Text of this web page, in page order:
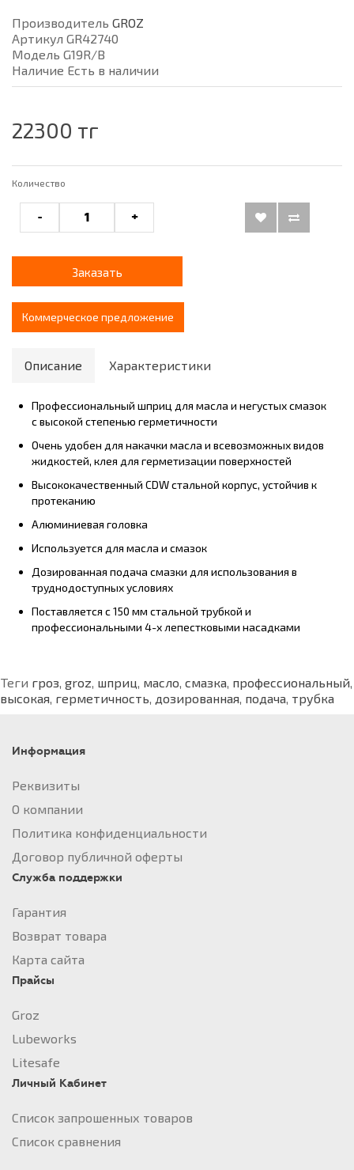
Производитель GROZ
Артикул GR42740
Модель G19R/B
Наличие Есть в наличии
22300 тг
Количество
- +
Заказать
Коммерческое предложение
Описание Характеристики
Профессиональный шприц для масла и негустых смазок
с высокой степенью герметичности
Очень удобен для накачки масла и всевозможных видов
жидкостей, клея для герметизации поверхностей
Высококачественный CDW стальной корпус, устойчив к
протеканию
Алюминиевая головка
Используется для масла и смазок
Дозированная подача смазки для использования в
труднодоступных условиях
Поставляется с 150 мм стальной трубкой и
профессиональными 4-х лепестковыми насадками
Теги гроз, groz, шприц, масло, смазка, профессиональный,
высокая, герметичность, дозированная, подача, трубка
Информация
Реквизиты
О компании
Политика конфиденциальности
Договор публичной оферты
Служба поддержки
Гарантия
Возврат товара
Карта сайта
Прайсы
Groz
Lubeworks
Litesafe
Личный Кабинет
Список запрошенных товаров
Список сравнения